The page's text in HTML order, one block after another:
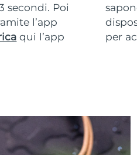
secondi. Poi
l’app
qui l’app
per